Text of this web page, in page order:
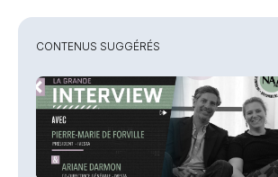
CONTENUS SUGGÉRÉS